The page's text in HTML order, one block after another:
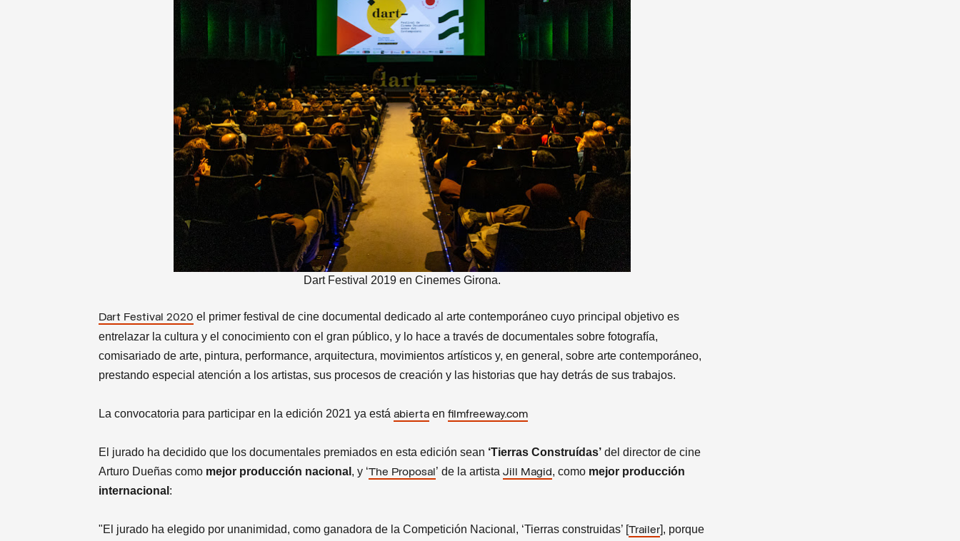
Dart Festival 2019 en Cinemes Girona.
Dart Festival 2020 el primer festival de cine documental dedicado al arte contemporáneo cuyo principal objetivo es
entrelazar la cultura y el conocimiento con el gran público, y lo hace a través de documentales sobre fotografía,
comisariado de arte, pintura, performance, arquitectura, movimientos artísticos y, en general, sobre arte contemporáneo,
prestando especial atención a los artistas, sus procesos de creación y las historias que hay detrás de sus trabajos.
La convocatoria para participar en la edición 2021 ya está abierta en filmfreeway.com
El jurado ha decidido que los documentales premiados en esta edición sean ‘Tierras Construídas’ del director de cine
Arturo Dueñas como mejor producción nacional , y ‘The Proposal’ de la artista Jill Magid, como mejor producción
internacional :
"El jurado ha elegido por unanimidad, como ganadora de la Competición Nacional, ‘Tierras construidas’ [Trailer], porque